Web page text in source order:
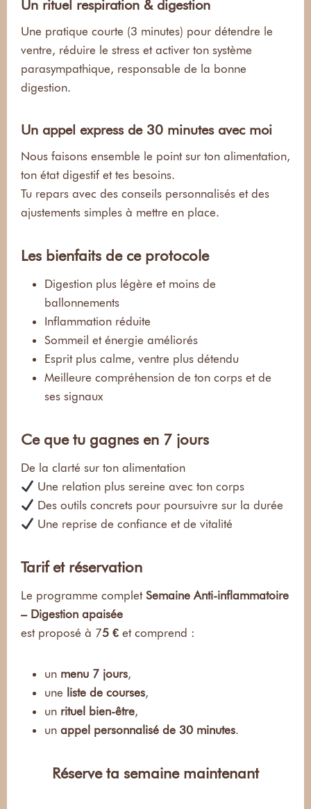
Un rituel respiration & digestion
Une pratique courte (3 minutes) pour détendre le
ventre, réduire le stress et activer ton système
parasympathique, responsable de la bonne
digestion.
Un appel express de 30 minutes avec moi
Nous faisons ensemble le point sur ton alimentation,
ton état digestif et tes besoins.
Tu repars avec des conseils personnalisés et des
ajustements simples à mettre en place.
Les bienfaits de ce protocole
Digestion plus légère et moins de
ballonnements
Inflammation réduite
Sommeil et énergie améliorés
Esprit plus calme, ventre plus détendu
Meilleure compréhension de ton corps et de
ses signaux
Ce que tu gagnes en 7 jours
De la clarté sur ton alimentation
Une relation plus sereine avec ton corps
Des outils concrets pour poursuivre sur la durée
Une reprise de confiance et de vitalité
Tarif et réservation
Le programme complet Semaine Anti-inflammatoire
– Digestion apaisée
est proposé à 75 € et comprend :
un menu 7 jours,
une liste de courses,
un rituel bien-être,
un appel personnalisé de 30 minutes.
Réserve ta semaine maintenant